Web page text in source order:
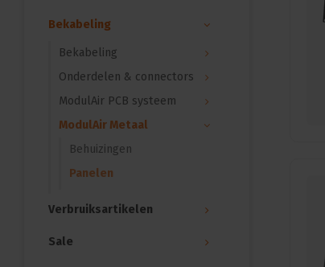
Bekabeling
Bekabeling
Onderdelen & connectors
ModulAir PCB systeem
ModulAir Metaal
Behuizingen
Panelen
Verbruiksartikelen
Sale